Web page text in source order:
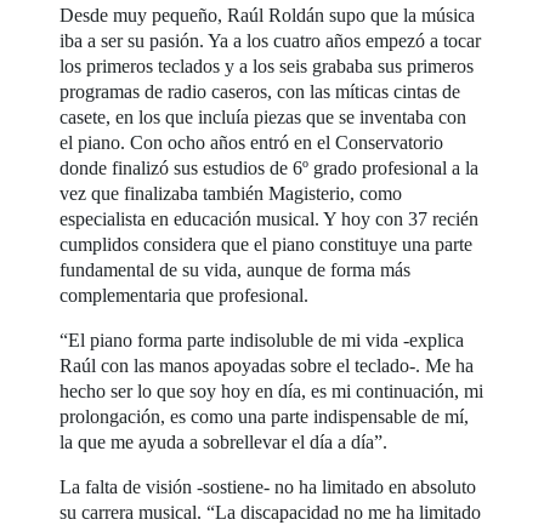
Desde muy pequeño, Raúl Roldán supo que la música
iba a ser su pasión. Ya a los cuatro años empezó a tocar
los primeros teclados y a los seis grababa sus primeros
programas de radio caseros, con las míticas cintas de
casete, en los que incluía piezas que se inventaba con
el piano. Con ocho años entró en el Conservatorio
donde finalizó sus estudios de 6º grado profesional a la
vez que finalizaba también Magisterio, como
especialista en educación musical. Y hoy con 37 recién
cumplidos considera que el piano constituye una parte
fundamental de su vida, aunque de forma más
complementaria que profesional.
“El piano forma parte indisoluble de mi vida -explica
Raúl con las manos apoyadas sobre el teclado-. Me ha
hecho ser lo que soy hoy en día, es mi continuación, mi
prolongación, es como una parte indispensable de mí,
la que me ayuda a sobrellevar el día a día”.
La falta de visión -sostiene- no ha limitado en absoluto
su carrera musical. “La discapacidad no me ha limitado